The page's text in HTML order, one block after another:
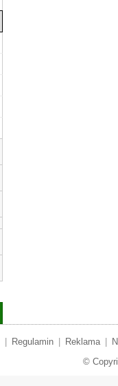
Regulamin Reklama
©